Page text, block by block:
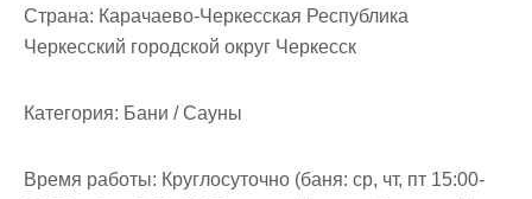
Страна: Карачаево-Черкесская Республика
Черкесский городской округ Черкесск
Категория: Бани / Сауны
Время работы: Круглосуточно (баня: ср, чт, пт 15:00-